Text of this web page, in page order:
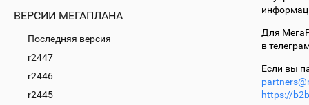
ВЕРСИИ МЕГАПЛАНА
Последняя версия
r2447
r2446
r2445
Для
в
Если вы
partners@
https://